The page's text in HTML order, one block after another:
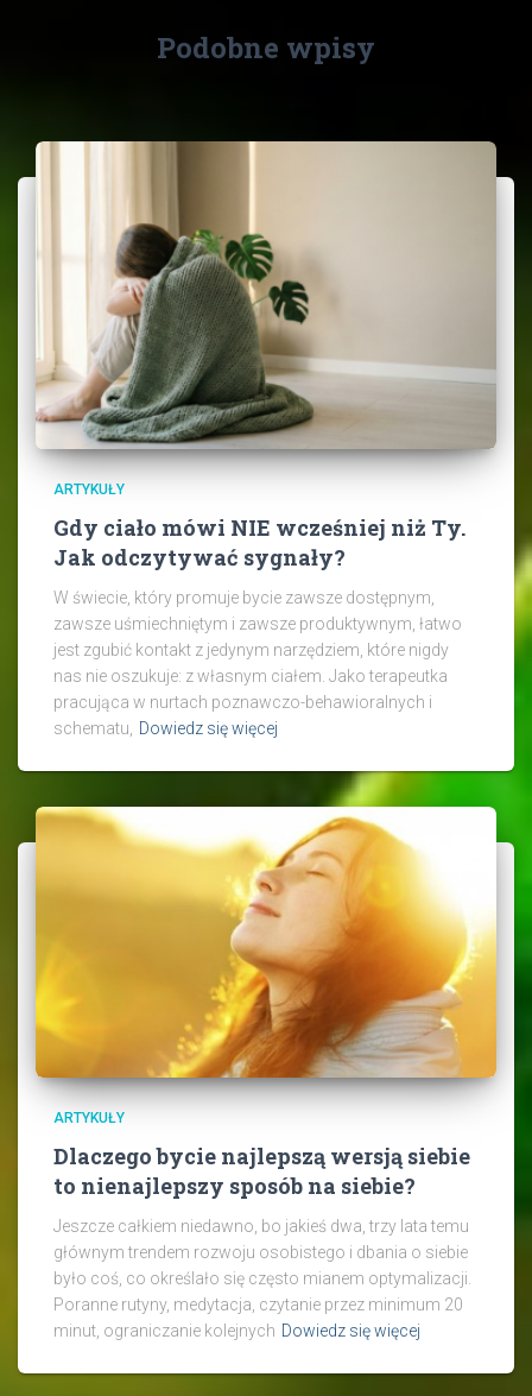
Podobne wpisy
ARTYKUŁY
Gdy ciało mówi NIE wcześniej niż Ty.
Jak odczytywać sygnały?
W świecie, który promuje bycie zawsze dostępnym,
zawsze uśmiechniętym i zawsze produktywnym, łatwo
jest zgubić kontakt z jedynym narzędziem, które nigdy
nas nie oszukuje: z własnym ciałem. Jako terapeutka
pracująca w nurtach poznawczo-behawioralnych i
schematu,
Dowiedz się więcej
ARTYKUŁY
Dlaczego bycie najlepszą wersją siebie
to nienajlepszy sposób na siebie?
Jeszcze całkiem niedawno, bo jakieś dwa, trzy lata temu
głównym trendem rozwoju osobistego i dbania o siebie
było coś, co określało się często mianem optymalizacji.
Poranne rutyny, medytacja, czytanie przez minimum 20
minut, ograniczanie kolejnych Dowiedz się więcej